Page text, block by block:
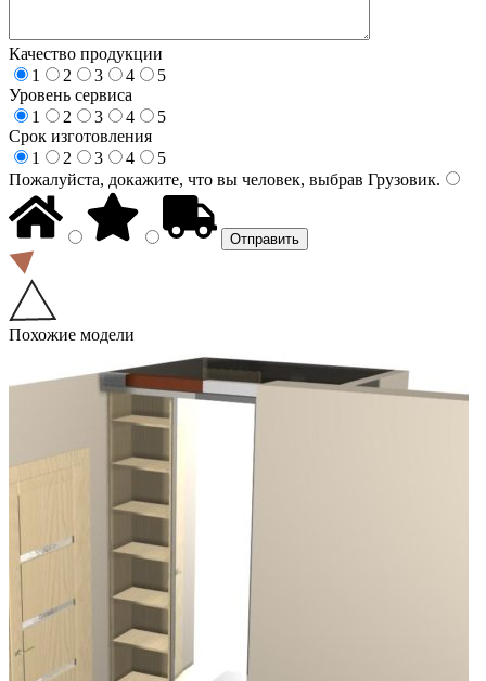
Качество продукции
1
2 3 4
5
Уровень сервиса
1
2 3 4
5
Срок изготовления
1
2 3 4
5
Пожалуйста, докажите, что вы человек, выбрав Грузовик.
Похожие модели